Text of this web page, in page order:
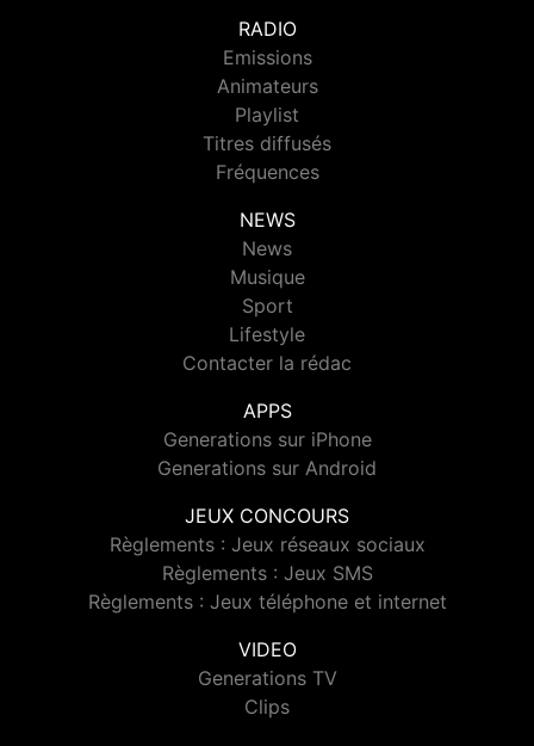
RADIO
Emissions
Animateurs
Playlist
Titres diffusés
Fréquences
NEWS
News
Musique
Sport
Lifestyle
Contacter la rédac
APPS
Generations sur iPhone
Generations sur Android
JEUX CONCOURS
Règlements : Jeux réseaux sociaux
Règlements : Jeux SMS
Règlements : Jeux téléphone et internet
VIDEO
Generations TV
Clips